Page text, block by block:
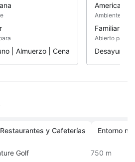
| Almuerzo | Cena
Americana
Ambiente
Familiar
Abierto para
Desayuno |
Restaurantes y Cafeterías Entorno
Golf
750 m